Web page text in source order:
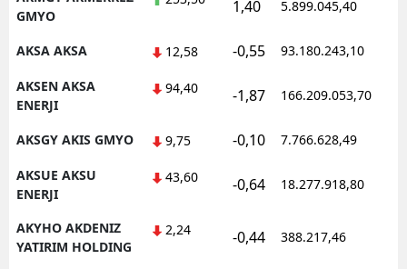
GMYO
1,40 5.899.045,40
AKSA AKSA 12,58 -0,55 93.180.243,10
AKSEN AKSA
ENERJI
94,40 -1,87 166.209.053,70
AKSGY AKIS GMYO 9,75 -0,10 7.766.628,49
AKSUE AKSU
ENERJI
43,60 -0,64 18.277.918,80
AKYHO AKDENIZ
YATIRIM HOLDING
2,24 -0,44 388.217,46